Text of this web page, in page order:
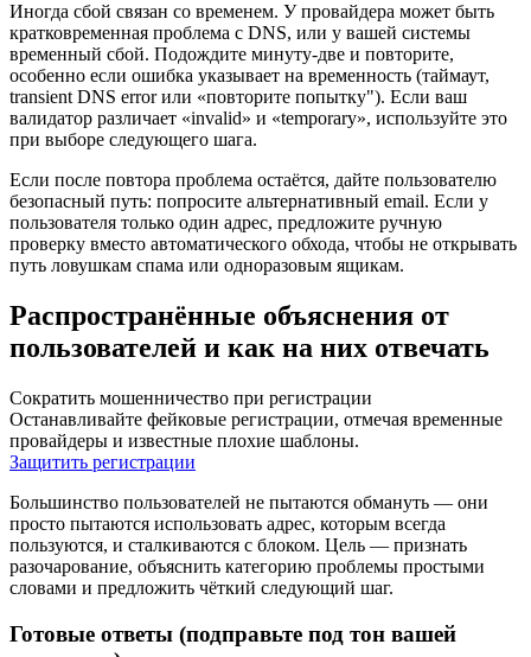
Иногда сбой связан со временем. У провайдера может быть
кратковременная проблема с DNS, или у вашей системы
временный сбой. Подождите минуту-две и повторите,
особенно если ошибка указывает на временность (таймаут,
transient DNS error или «повторите попытку"). Если ваш
валидатор различает «invalid» и «temporary», используйте это
при выборе следующего шага.
Если после повтора проблема остаётся, дайте пользователю
безопасный путь: попросите альтернативный email. Если у
пользователя только один адрес, предложите ручную
проверку вместо автоматического обхода, чтобы не открывать
путь ловушкам спама или одноразовым ящикам.
Распространённые объяснения от
пользователей и как на них отвечать
Сократить мошенничество при регистрации
Останавливайте фейковые регистрации, отмечая временные
провайдеры и известные плохие шаблоны.
Защитить регистрации
Большинство пользователей не пытаются обмануть — они
просто пытаются использовать адрес, которым всегда
пользуются, и сталкиваются с блоком. Цель — признать
разочарование, объяснить категорию проблемы простыми
словами и предложить чёткий следующий шаг.
Готовые ответы (подправьте под тон вашей